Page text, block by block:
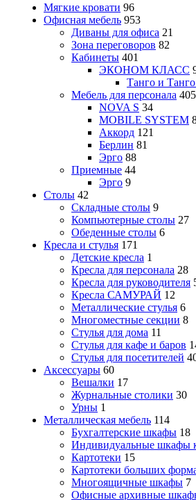
Мягкие кровати 96
Офисная мебель 953
Диваны для офиса 21
Зона переговоров 82
Кабинеты 401
ЭКОНОМ КЛАСС
Танго и
Мебель для персонала 405
NOVA S 34
MOBILE SYSTEM
Аккорд 121
Берлин 81
Эрго 88
Приемные 44
Эрго 9
Столы 42
Складные столы 9
Компьютерные столы 27
Обеденные столы 6
Кресла и стулья 171
Детские кресла 1
Кресла для персонала 28
Кресла для руководителя
Кресла САМУРАЙ 12
Металлические стулья 6
Многоместные секции 8
Стулья для дома 11
Стулья для кафе и баров
Стулья для посетителей
Аксессуары 60
Вешалки 17
Журнальные столики 30
Урны 1
Металлическая мебель 114
Бухгалтерские шкафы 18
Индивидуальные шкафы
Картотеки 15
Картотеки больших
Многоящичные шкафы 7
Офисные архивные